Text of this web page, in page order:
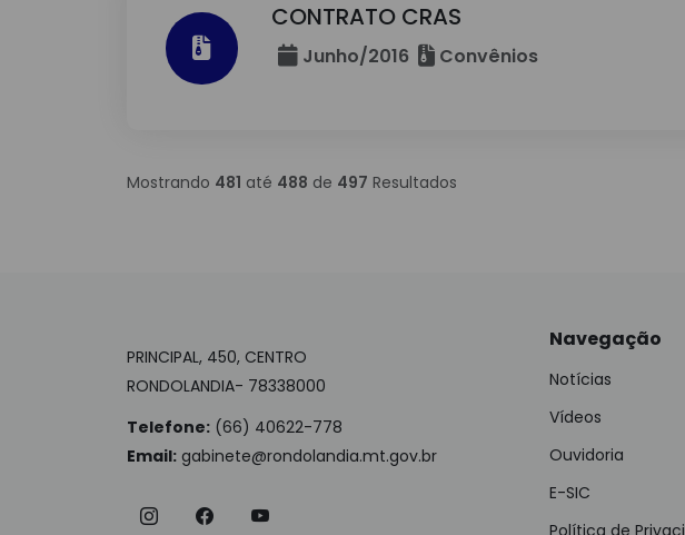
CONTRATO CRAS
Junho/2016 Convênios
Mostrando 481 até 488 de 497 Resultados
PRINCIPAL, 450, CENTRO
RONDOLANDIA- 78338000
Telefone: (66) 40622-778
Email: gabinete@rondolandia.mt.gov.br
Navegação
Notícias
Vídeos
Ouvidoria
E-SIC
Política de